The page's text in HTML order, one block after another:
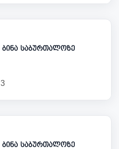
1 300
ქირავდება 3 ოთახიანი ბინა საბურთალოზე
3
850
ქირავდება 3 ოთახიანი ბინა საბურთალოზე